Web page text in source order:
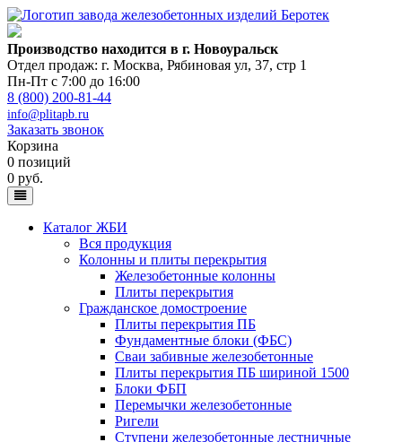
Производство находится в г. Новоуральск
Отдел продаж: г. Москва, Рябиновая ул, 37, стр 1
Пн-Пт с 7:00 до 16:00
8 (800) 200-81-44
info@plitapb.ru
Заказать звонок
Корзина
0 позиций
0 руб.
Каталог ЖБИ
Вся продукция
Колонны и плиты перекрытия
Железобетонные колонны
Плиты перекрытия
Гражданское домостроение
Плиты перекрытия ПБ
Фундаментные блоки (ФБС)
Сваи забивные железобетонные
Плиты перекрытия ПБ шириной 1500
Блоки ФБП
Перемычки железобетонные
Ригели
Ступени железобетонные лестничные